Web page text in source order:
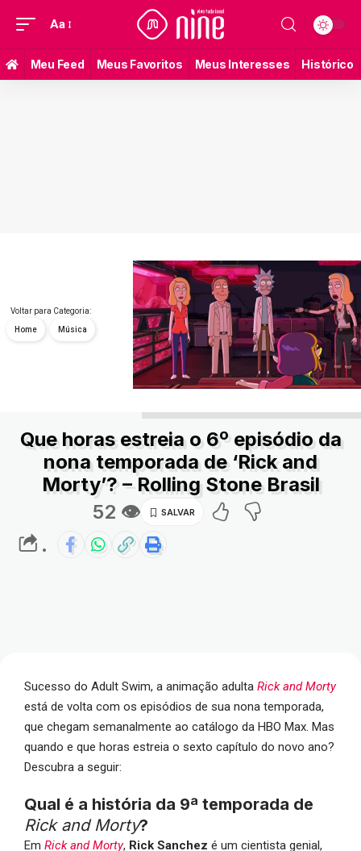
Aa
Meu Feed Meus Favoritos Meus Interesses Histórico
Voltar para Categoria:
Home Música
Que horas estreia o 6º episódio da
nona temporada de ‘Rick and
Morty’? – Rolling Stone Brasil
52 👁
.
Sucesso do Adult Swim, a animação adulta Rick and Morty
está de volta com os episódios de sua nona temporada,
que chegam semanalmente ao catálogo da HBO Max. Mas
quando e que horas estreia o sexto capítulo do novo ano?
Descubra a seguir:
Qual é a história da 9ª temporada de
Rick and Morty?
Em Rick and Morty, Rick Sanchez é um cientista genial,